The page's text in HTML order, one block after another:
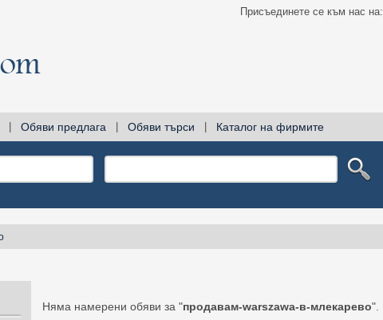
Присъединете се към нас на:
Обяви предлага Обяви търси Каталог на фирмите
Няма намерени обяви за "продавам-warszawa-в-млекарево".